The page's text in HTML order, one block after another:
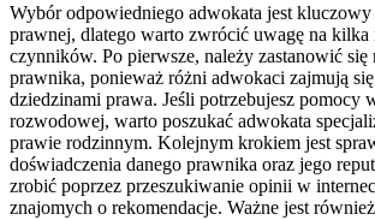
Wybór odpowiedniego adwokata jest kluczowy
prawnej, dlatego warto zwrócić uwagę na kilka
czynników. Po pierwsze, należy zastanowić się
prawnika, ponieważ różni adwokaci zajmują
dziedzinami prawa. Jeśli potrzebujesz pomocy
rozwodowej, warto poszukać adwokata
prawie rodzinnym. Kolejnym krokiem jest
doświadczenia danego prawnika oraz jego
zrobić poprzez przeszukiwanie opinii w
znajomych o rekomendacje. Ważne jest